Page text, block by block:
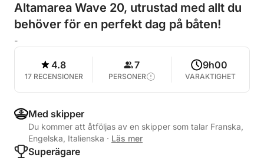
Altamarea Wave 20, utrustad med allt du
behöver för en perfekt dag på båten!
-
4.8
17 RECENSIONER
7
PERSONER
9h00
VARAKTIGHET
Med skipper
Du kommer att åtföljas av en skipper som talar Franska,
Engelska, Italienska · Läs mer
Superägare